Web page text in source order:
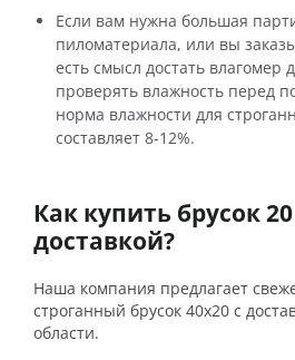
Если вам нужна большая
пиломатериала, или вы
есть смысл достать влагомер
проверять влажность перед
норма влажности для
составляет 8-12%.
Как купить брусок
доставкой?
Наша компания предлагает
строганный брусок 40х20 с
области.